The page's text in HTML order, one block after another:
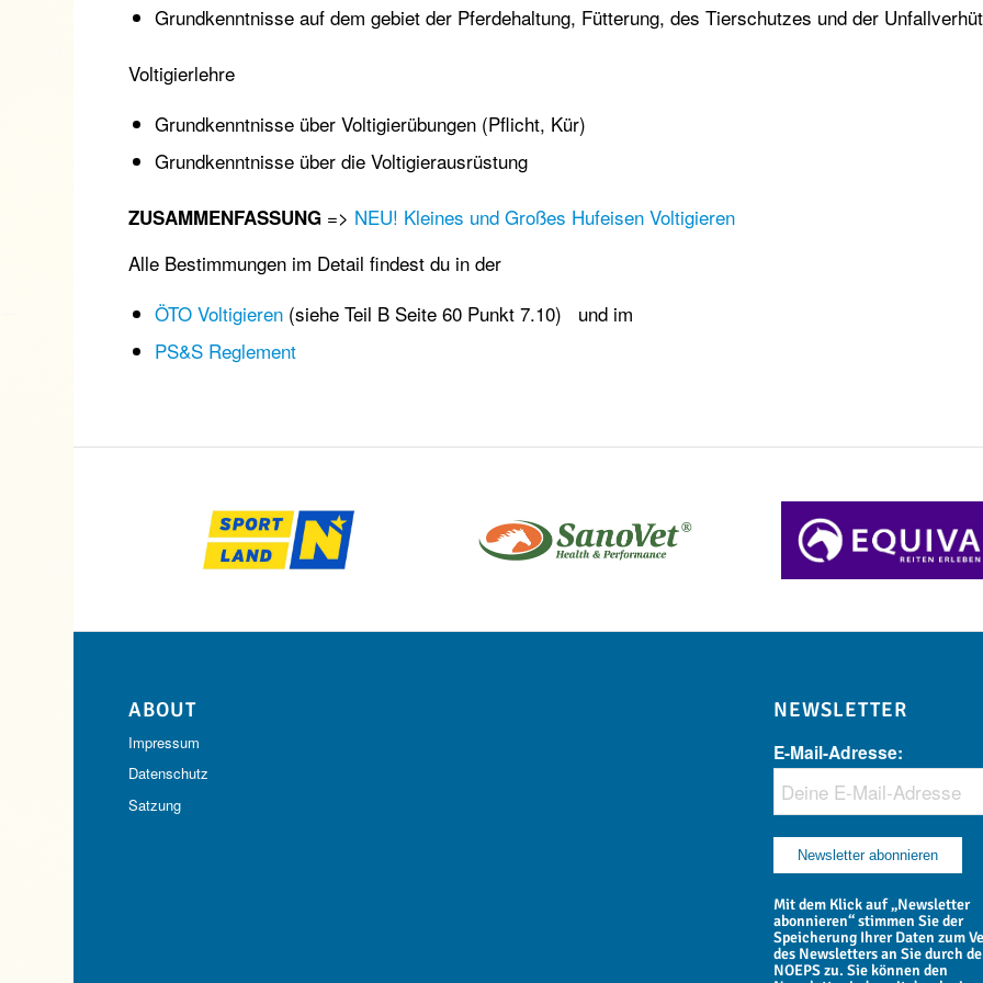
Grundkenntnisse auf dem gebiet der Pferdehaltung, Fütterung, des Tierschutzes und der
Voltigierlehre
Grundkenntnisse über Voltigierübungen (Pflicht, Kür)
Grundkenntnisse über die Voltigierausrüstung
ZUSAMMENFASSUNG => NEU! Kleines und Großes Hufeisen Voltigieren
Alle Bestimmungen im Detail findest du in der
ÖTO Voltigieren (siehe Teil B Seite 60 Punkt 7.10) und im
PS&S Reglement
ABOUT
Impressum
Datenschutz
Satzung
NEWSLETTER
E-Mail-Adresse:
Mit dem Klick auf „Newsletter
abonnieren“ stimmen Sie der
Speicherung Ihrer Daten zum
des Newsletters an Sie durch
NOEPS zu. Sie können den